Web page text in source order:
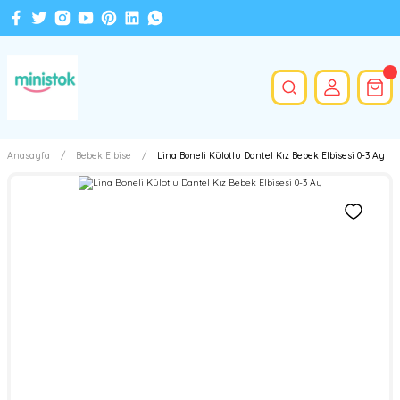
Anasayfa Bebek Elbise Lina Boneli Külotlu Dantel Kız Bebek Elbisesi 0-3 Ay